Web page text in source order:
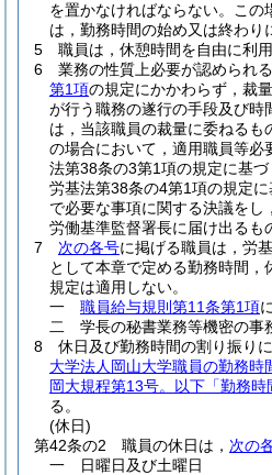
を置かなければならない。
この
は，勤務時間の始め又は終わり
5
職員は，休憩時間を自由に利
6
業務の性質上必要が認められ
第1項の規定にかかわらず，裁
が行う職務の遂行の手段及び時
は，当該職員の裁量に委ねるも
の場合において，適用職員等必
法第38条の3第1項の規定に基
労基法第38条の4第1項の規定
で必要な事項に関する決議をし
労働基準監督署長に届け出るも
7
次の各号に掲げる職員は，労
として本章で定める勤務時間，
規定は適用しない。
一
職員給与規則第11条第1項
二
学長の秘書業務等機密の事
8
休日及び勤務時間の割り振り
大学法人岡山大学職員の勤務時
岡大規程第13号。以下「勤務
る。
(休日)
第42条の2
職員の休日は， 次の
一
日曜日及び土曜日